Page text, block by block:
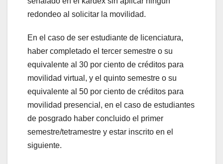
redondeo al solicitar la movilidad.
En el caso de ser estudiante de licenciatura,
haber completado el tercer semestre o su
equivalente al 30 por ciento de créditos para
movilidad virtual, y el quinto semestre o su
equivalente al 50 por ciento de créditos para
movilidad presencial, en el caso de estudiantes
de posgrado haber concluido el primer
semestre/tetramestre y estar inscrito en el
siguiente.